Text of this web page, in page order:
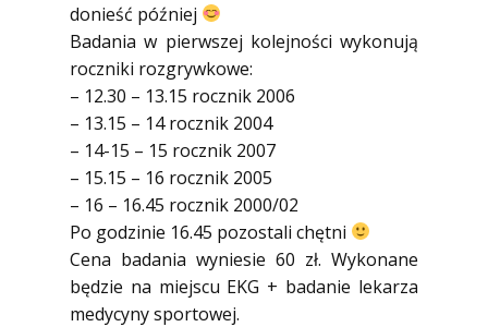
donieść później
Badania w pierwszej kolejności wykonują
roczniki rozgrywkowe:
– 12.30 – 13.15 rocznik 2006
– 13.15 – 14 rocznik 2004
– 14-15 – 15 rocznik 2007
– 15.15 – 16 rocznik 2005
– 16 – 16.45 rocznik 2000/02
Po godzinie 16.45 pozostali chętni
Cena badania wyniesie 60 zł. Wykonane
będzie na miejscu EKG + badanie lekarza
medycyny sportowej.